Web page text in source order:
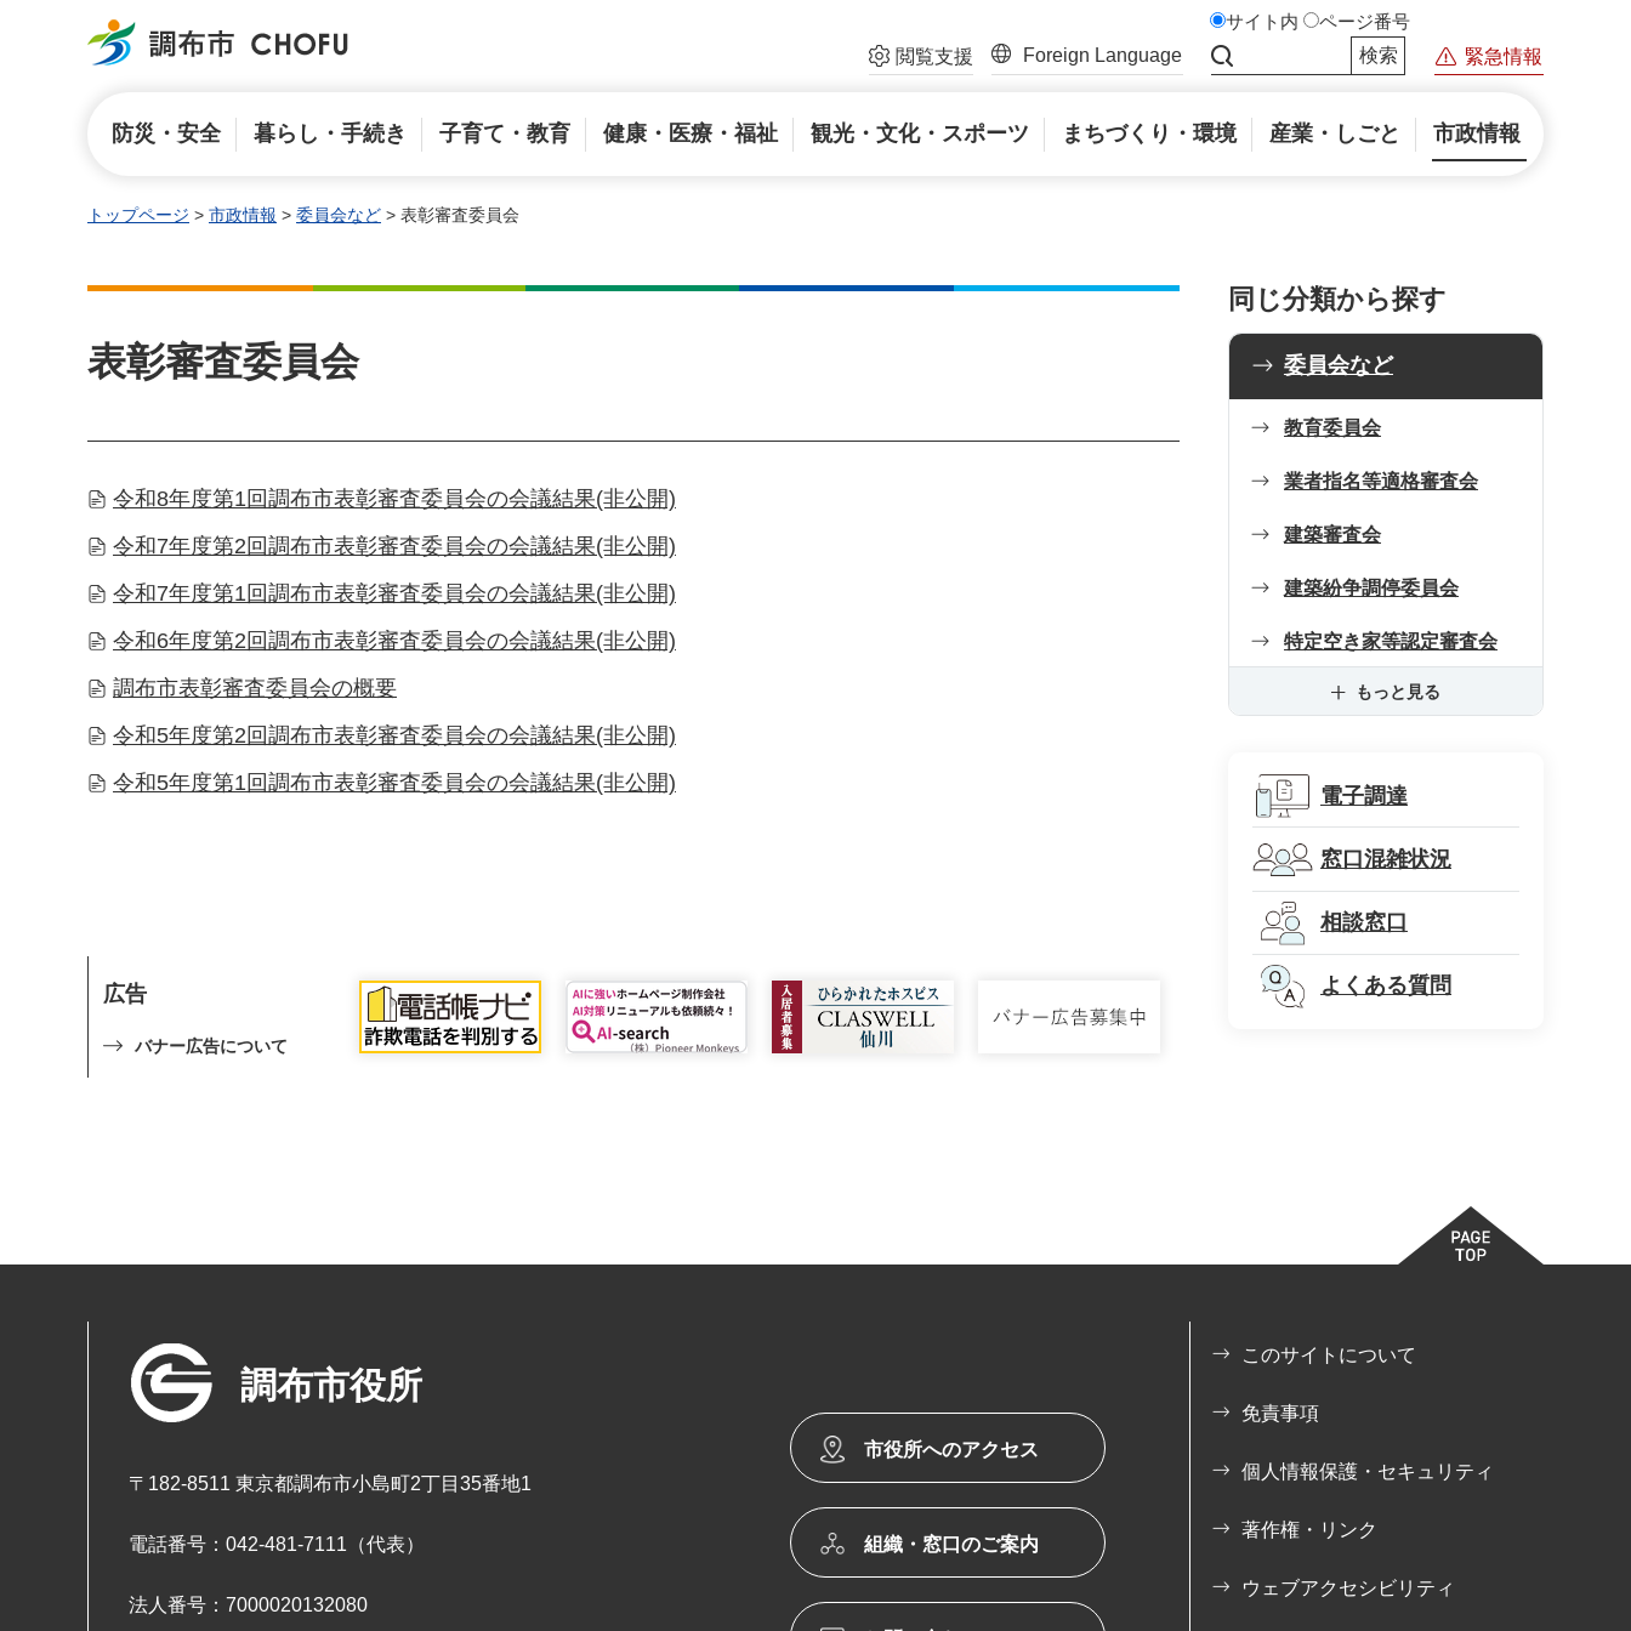
調布市 閲覧支援 Foreign Language
サイト内 ページ番号
緊急情報
防災・安全 暮らし・手続き 子育て・教育 健康・医療・福祉 観光・文化・スポーツ まちづくり・環境 産業・しごと 市政情報
トップページ > 市政情報 > 委員会など > 表彰審査委員会
表彰審査委員会
令和8年度第1回調布市表彰審査委員会の会議結果(非公開)
令和7年度第2回調布市表彰審査委員会の会議結果(非公開)
令和7年度第1回調布市表彰審査委員会の会議結果(非公開)
令和6年度第2回調布市表彰審査委員会の会議結果(非公開)
調布市表彰審査委員会の概要
令和5年度第2回調布市表彰審査委員会の会議結果(非公開)
令和5年度第1回調布市表彰審査委員会の会議結果(非公開)
広告
バナー広告について
同じ分類から探す
委員会など
教育委員会
業者指名等適格審査会
建築審査会
建築紛争調停委員会
特定空き家等認定審査会
もっと見る
電子調達
窓口混雑状況
相談窓口
よくある質問
調布市役所
〒182-8511 東京都調布市小島町2丁目35番地1
電話番号：042-481-7111（代表）
法人番号：7000020132080
市役所へのアクセス
組織・窓口のご案内
このサイトについて
免責事項
個人情報保護・セキュリティ
著作権・リンク
ウェブアクセシビリティ